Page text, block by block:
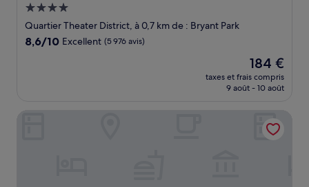
Hébergement
4.0 étoiles
Quartier Theater District, à 0,7 km de : Bryant Park
8.6
8,6/10 Excellent (5 976 avis)
Le
nouveau
prix
de
184 €
184 €
taxes et frais compris
9 août - 10 août